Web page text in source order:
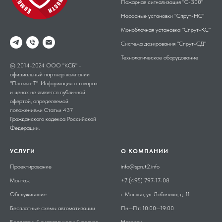
© 2014-2024 ООО "КСБ" -
официальный партнер компании
"Плазма-Т". Информация о товарах
и ценах не является публичной
офертой, определяемой
положениями Статьи 437
Гражданского кодекса Российской
Федерации.
Пожарная сигнализация "С-300"
Насосные установки "Спрут-НС"
Моноблочная установка "Спрут-КС"
Система дозирования "Спрут-СД"
Технологическое оборудование
УСЛУГИ
Проектирование
Монтаж
Обслуживание
Бесплатные схемы автоматизации
О КОМПАНИИ
info@sprut2.info
+7 (495) 797-17-08
г. Москва, ул. Лобачика, д. 11
Пн—Пт: 10:00—19:00